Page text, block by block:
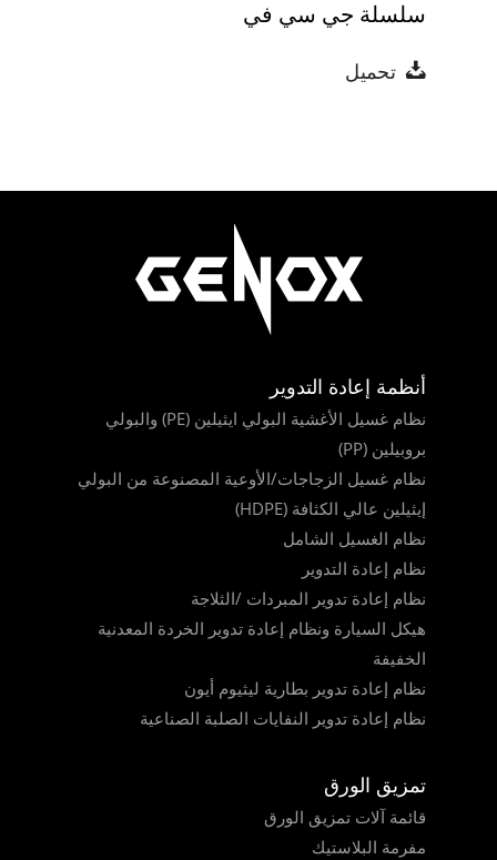
سلسلة جي سي في
تحميل
أنظمة إعادة التدوير
نظام غسيل الأغشية البولي ايثيلين (PE) والبولي
بروبيلين (PP)
نظام غسيل الزجاجات/الأوعية المصنوعة من البولي
إيثيلين عالي الكثافة (HDPE)
نظام الغسيل الشامل
نظام إعادة التدوير
نظام إعادة تدوير المبردات /الثلاجة
هيكل السيارة ونظام إعادة تدوير الخردة المعدنية
الخفيفة
نظام إعادة تدوير بطارية ليثيوم أيون
نظام إعادة تدوير النفايات الصلبة الصناعية
تمزيق الورق
قائمة آلات تمزيق الورق
مفرمة البلاستيك